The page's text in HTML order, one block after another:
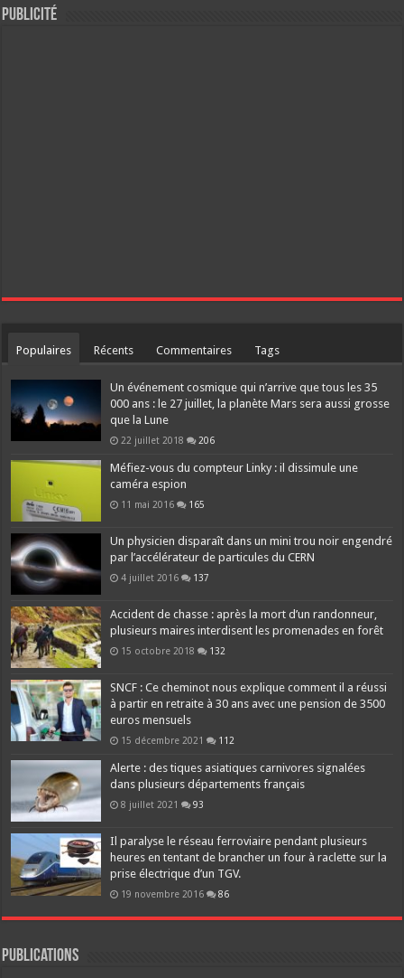
Publicité
Populaires Récents Commentaires Tags
Un événement cosmique qui n’arrive que tous les 35
000 ans : le 27 juillet, la planète Mars sera aussi grosse
que la Lune
22 juillet 2018 206
Méfiez-vous du compteur Linky : il dissimule une
caméra espion
11 mai 2016 165
Un physicien disparaît dans un mini trou noir engendré
par l’accélérateur de particules du CERN
4 juillet 2016 137
Accident de chasse : après la mort d’un randonneur,
plusieurs maires interdisent les promenades en forêt
15 octobre 2018 132
SNCF : Ce cheminot nous explique comment il a réussi
à partir en retraite à 30 ans avec une pension de 3500
euros mensuels
15 décembre 2021 112
Alerte : des tiques asiatiques carnivores signalées
dans plusieurs départements français
8 juillet 2021 93
Il paralyse le réseau ferroviaire pendant plusieurs
heures en tentant de brancher un four à raclette sur la
prise électrique d’un TGV.
19 novembre 2016 86
Publications